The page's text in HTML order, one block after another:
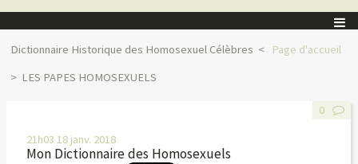
Dictionnaire Historique des Homosexuel Célèbres
Page d'accueil
LES PAPES HOMOSEXUELS
21h03 18 janv. 2018
Mon Dictionnaire des Homosexuels
0